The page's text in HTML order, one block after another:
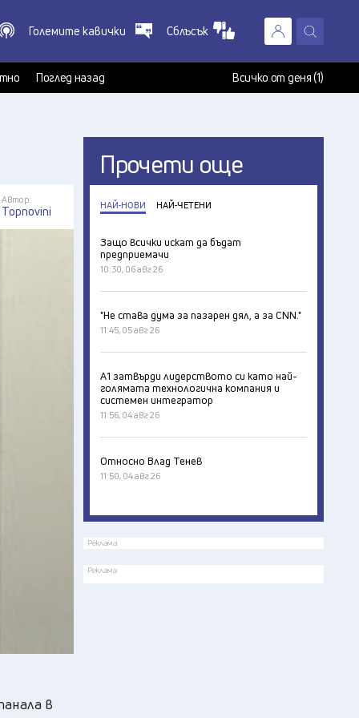
X
Големите кавички Сблъсък
Поглед назад Всичко от деня (1)
Автор:
Topnovini
в
Прочети още
НАЙ-НОВИ НАЙ-ЧЕТЕНИ
Защо всички искат да бъдат
предприемачи
10:30, 06 авг 26
"Не става дума за пазарен дял, а за CNN."
11:45, 05 авг 26
А1 затвърди лидерството си като най-
голямата технологична компания и
системен интегратор
11:56, 04 авг 26
Относно Влад Тенев
11:50, 04 авг 26
Реклама
Реклама